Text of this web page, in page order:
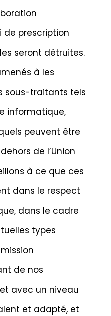
prescription
seront détruites.
à les
sous-traitants tels
informatique,
peuvent être
de l’Union
à ce que ces
dans le respect
dans le cadre
types
de nos
avec un niveau
et adapté, et